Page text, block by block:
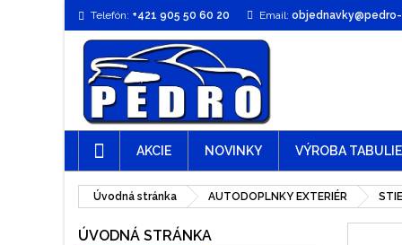
Telefón: +421 905 50 60 20 Email:
AKCIE NOVINKY VÝROBA
Úvodná stránka AUTODOPLNKY EXTERIÉR
ÚVODNÁ STRÁNKA